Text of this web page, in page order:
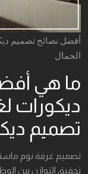
أفضل نصائح تصميم
الجمال
ما هي
ديكورات
تصميم
تصميم غرفة نوم
تحقيق التوازن بين